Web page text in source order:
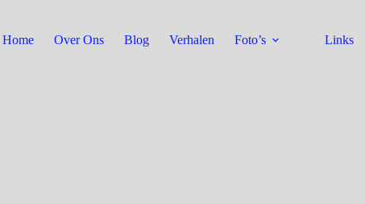
Home Over Ons Blog Verhalen Foto’s Links